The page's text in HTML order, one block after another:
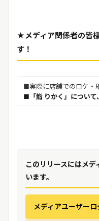
★メディア関係者の
す！
■実際に店舗でのロケ・
■「鮨 りかく」について
このリリースにはメ
います。
メディアユーザーロ